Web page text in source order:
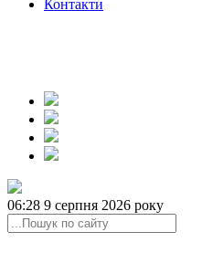
Контакти
06:29 9 серпня 2026 року